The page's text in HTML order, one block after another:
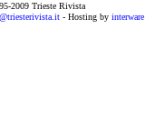
-2009 Trieste Rivista
- Hosting by interware